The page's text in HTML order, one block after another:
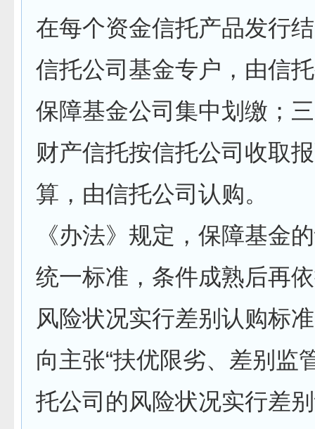
在每个资金信托产品发行
信托公司基金专户，由信
保障基金公司集中划缴；
财产信托按信托公司收取
算，由信托公司认购。
《办法》规定，保障基金
统一标准，条件成熟后再
风险状况实行差别认购标
向主张“扶优限劣、差别监
托公司的风险状况实行差